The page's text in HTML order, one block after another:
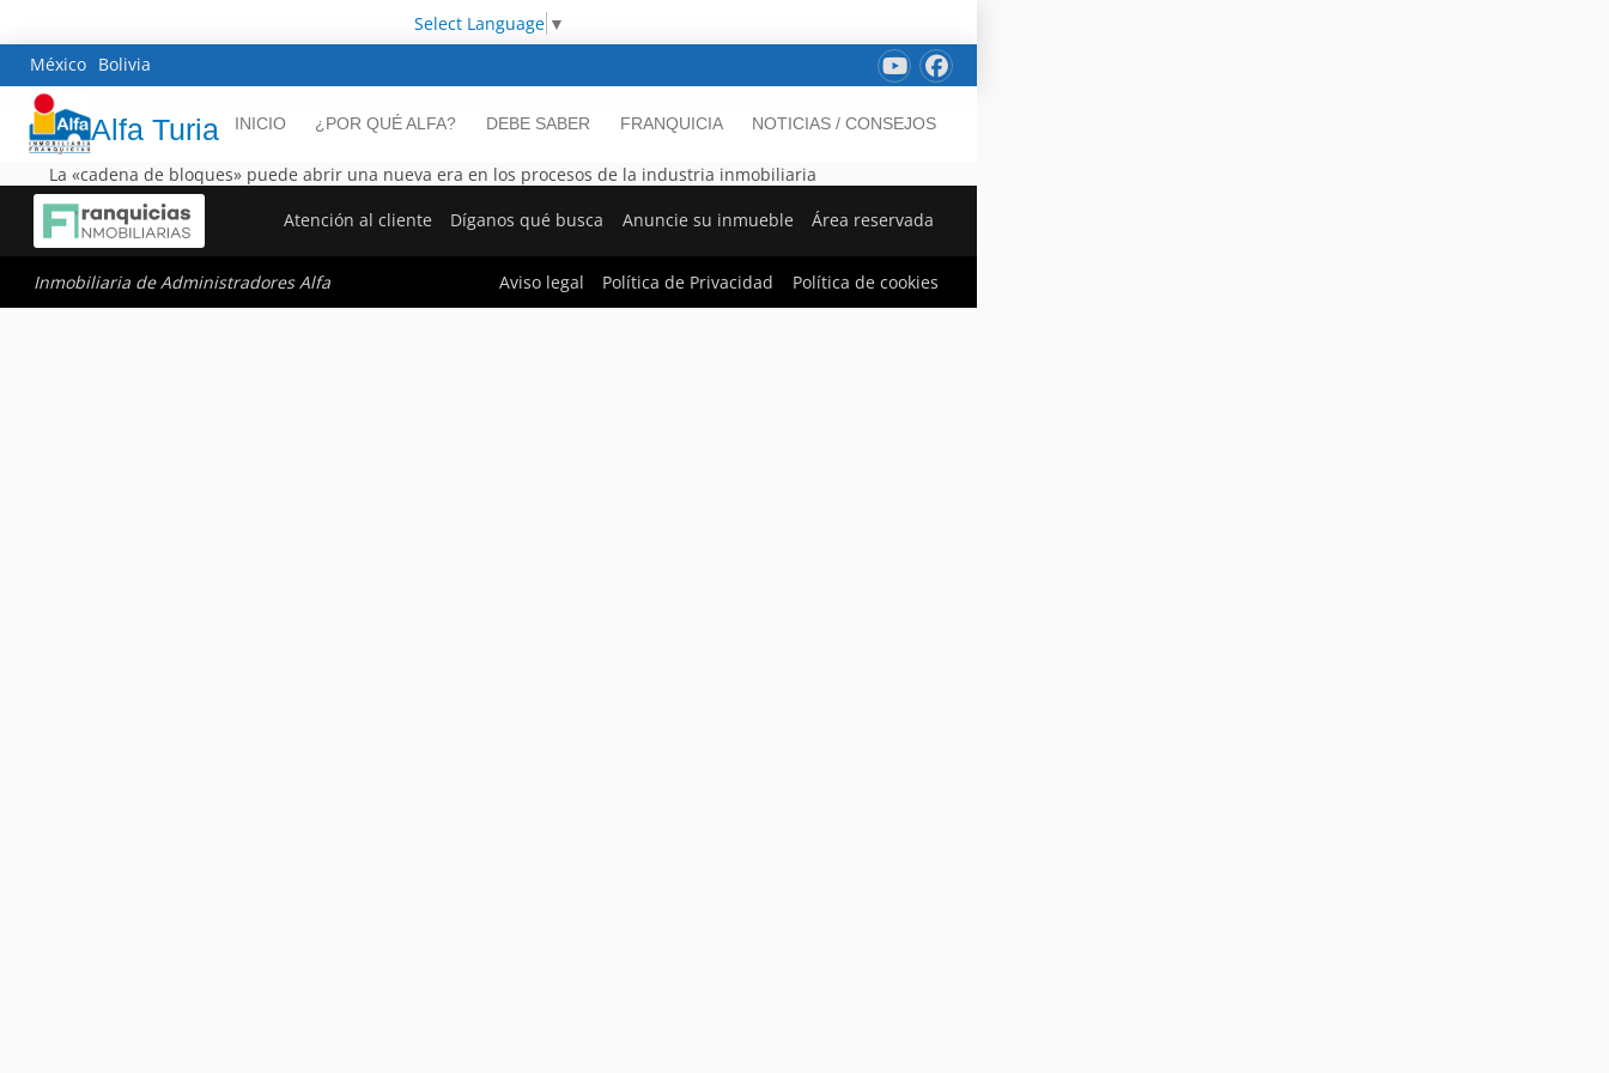
Select Language ▼
México Bolivia
Alfa Turia INICIO ¿POR QUÉ ALFA? DEBE SABER FRANQUICIA NOTICIAS / CONSEJOS
La «cadena de bloques» puede abrir una nueva era en los procesos de la industria inmobiliaria
Atención al cliente Díganos qué busca Anuncie su inmueble Área reservada
Inmobiliaria de Administradores Alfa Aviso legal Política de Privacidad Política de cookies